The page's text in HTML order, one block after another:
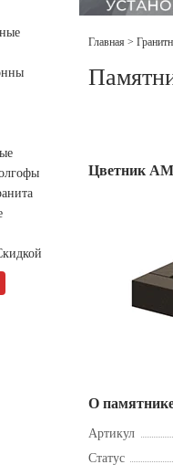
Главная >
Цветник
О
Артикул
Статус